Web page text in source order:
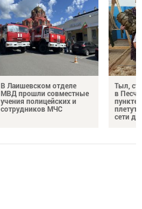
В Лаишевском отделе
МВД прошли совместные
учения полицейских и
сотрудников МЧС
Тыл,
в
пункте
плетут
сети